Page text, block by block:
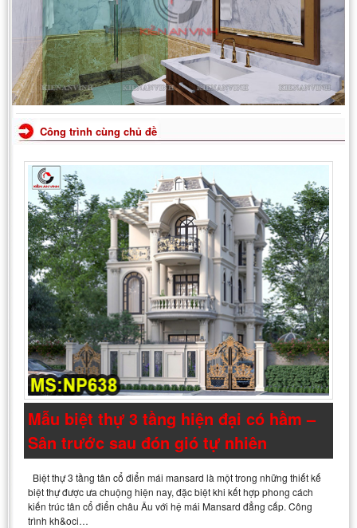
Công trình cùng chủ đề
Mẫu biệt thự 3 tầng hiện đại có hầm –
Sân trước sau đón gió tự nhiên
Biệt thự 3 tầng tân cổ điển mái mansard là một trong những thiết kế
biệt thự được ưa chuộng hiện nay, đặc biệt khi kết hợp phong cách
kiến trúc tân cổ điển châu Âu với hệ mái Mansard đẳng cấp. Công
trình kh&oci…